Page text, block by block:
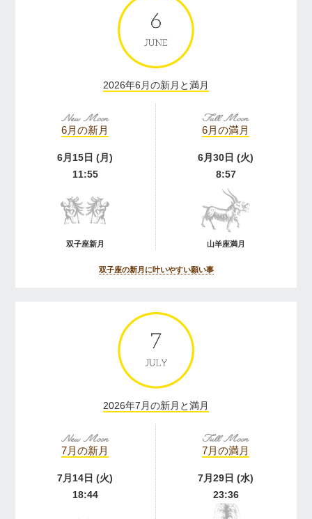
2026年6月の新月と満月
6月の新月
6月15日 (月)
11:55
双子座新月
6月の満月
6月30日 (火)
8:57
山羊座満月
双子座の新月に叶いやすい願い事
2026年7月の新月と満月
7月の新月
7月14日 (火)
18:44
7月の満月
7月29日 (水)
23:36